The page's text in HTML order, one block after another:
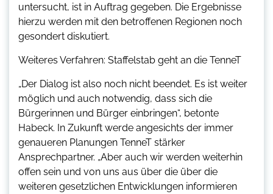
untersucht, ist in Auftrag gegeben. Die Ergebnisse
hierzu werden mit den betroffenen Regionen noch
gesondert diskutiert.
Weiteres Verfahren: Staffelstab geht an die TenneT
„Der Dialog ist also noch nicht beendet. Es ist weiter
möglich und auch notwendig, dass sich die
Bürgerinnen und Bürger einbringen“, betonte
Habeck. In Zukunft werde angesichts der immer
genaueren Planungen TenneT stärker
Ansprechpartner. „Aber auch wir werden weiterhin
offen sein und von uns aus über die über die
weiteren gesetzlichen Entwicklungen informieren